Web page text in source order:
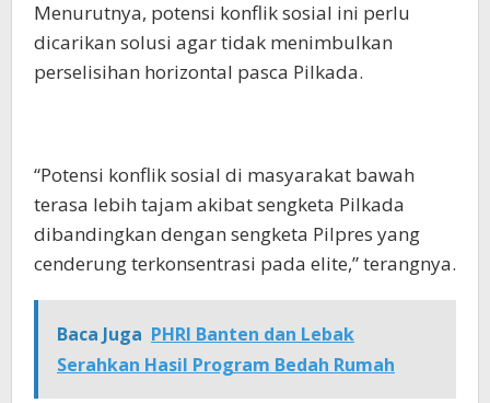
Menurutnya, potensi konflik sosial ini perlu
dicarikan solusi agar tidak menimbulkan
perselisihan horizontal pasca Pilkada.
“Potensi konflik sosial di masyarakat bawah
terasa lebih tajam akibat sengketa Pilkada
dibandingkan dengan sengketa Pilpres yang
cenderung terkonsentrasi pada elite,” terangnya.
Baca Juga PHRI Banten dan Lebak
Serahkan Hasil Program Bedah Rumah